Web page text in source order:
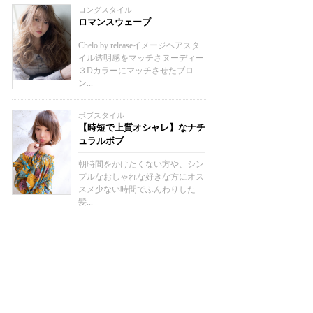
ロングスタイル
ロマンスウェーブ
Chelo by releaseイメージヘアスタ
イル透明感をマッチさヌーディー
３Dカラーにマッチさせたブロ
ン...
ボブスタイル
【時短で上質オシャレ】なナチ
ュラルボブ
朝時間をかけたくない方や、シン
プルなおしゃれな好きな方にオス
スメ少ない時間でふんわりした
髪...